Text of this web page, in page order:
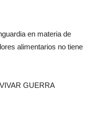
en materia de
alimentarios no tiene
GUERRA